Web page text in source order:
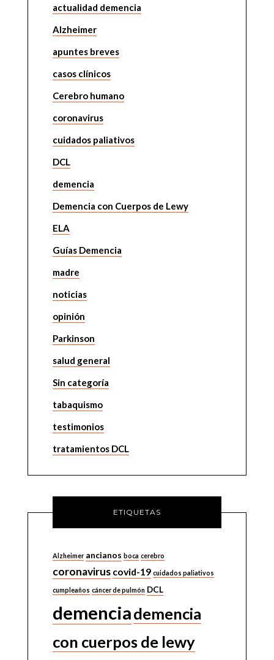
actualidad demencia
Alzheimer
apuntes breves
casos clínicos
Cerebro humano
coronavirus
cuidados paliativos
DCL
demencia
Demencia con Cuerpos de Lewy
ELA
Guías Demencia
madre
noticias
opinión
Parkinson
salud general
Sin categoría
tabaquismo
testimonios
tratamientos DCL
ETIQUETAS
Alzheimer ancianos boca cerebro
coronavirus covid-19 cuidados paliativos
cumpleaños cáncer de pulmón DCL
demenciademencia
con cuerpos de lewy